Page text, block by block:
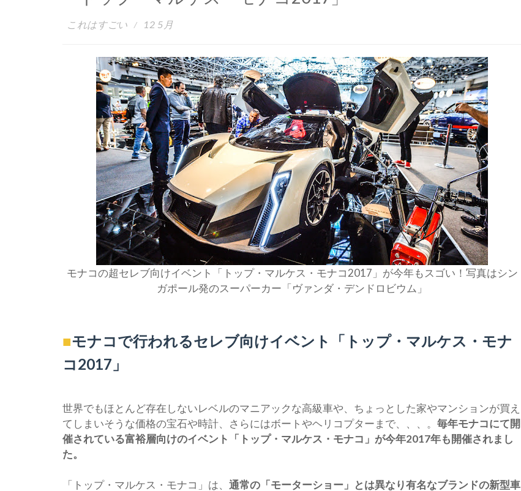
これはすごい 12 5月
モナコの超セレブ向けイベント「トップ・マルケス・モナコ2017」が今年もスゴい！写真はシン
ガポール発のスーパーカー「ヴァンダ・デンドロビウム」
■モナコで行われるセレブ向けイベント「トップ・マルケス・モナ
コ2017」
世界でもほとんど存在しないレベルのマニアックな高級車や、ちょっとした家やマンションが買え
てしまいそうな価格の宝石や時計、さらにはボートやヘリコプターまで、、、。 毎年モナコにて開
催されている富裕層向けのイベント「トップ・マルケス・モナコ」が今年2017年も開催されまし
た。
「トップ・マルケス・モナコ」は、 通常の「モーターショー」とは異なり有名なブランドの新型車